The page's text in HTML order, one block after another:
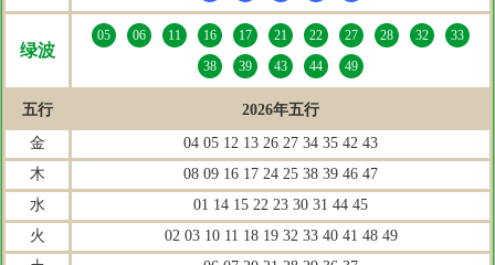
绿波
05 06 11 16 17 21 22 27 28 32
33
38
39 43 44 49
五行
2026年五行
金
04 05 12 13 26 27 34 35 42 43
木
08 09 16 17 24 25 38 39 46 47
水
01 14 15 22 23 30 31 44 45
火
02 03 10 11 18 19 32 33 40 41 48 49